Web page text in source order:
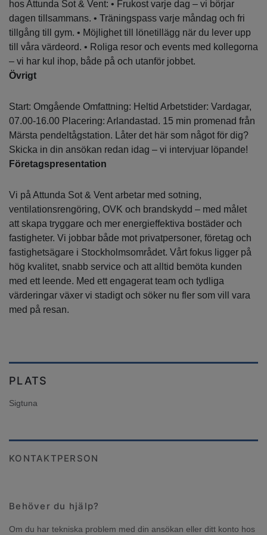
hos Attunda Sot & Vent: • Frukost varje dag – vi börjar
dagen tillsammans. • Träningspass varje måndag och fri
tillgång till gym. • Möjlighet till lönetillägg när du lever upp
till våra värdeord. • Roliga resor och events med kollegorna
– vi har kul ihop, både på och utanför jobbet.
Övrigt
Start: Omgående Omfattning: Heltid Arbetstider: Vardagar,
07.00-16.00 Placering: Arlandastad. 15 min promenad från
Märsta pendeltågstation. Låter det här som något för dig?
Skicka in din ansökan redan idag – vi intervjuar löpande!
Företagspresentation
Vi på Attunda Sot & Vent arbetar med sotning,
ventilationsrengöring, OVK och brandskydd – med målet
att skapa tryggare och mer energieffektiva bostäder och
fastigheter. Vi jobbar både mot privatpersoner, företag och
fastighetsägare i Stockholmsområdet. Vårt fokus ligger på
hög kvalitet, snabb service och att alltid bemöta kunden
med ett leende. Med ett engagerat team och tydliga
värderingar växer vi stadigt och söker nu fler som vill vara
med på resan.
PLATS
Sigtuna
KONTAKTPERSON
Behöver du hjälp?
Om du har tekniska problem med din ansökan eller ditt konto hos